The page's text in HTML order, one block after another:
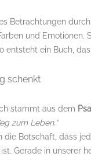
Betrachtungen
und
entsteht ein Buch,
schenkt
stammt aus dem
zum Leben.“
die Botschaft, dass
Gerade in unserer